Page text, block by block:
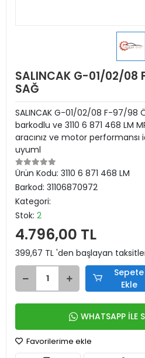
SALINCAK G-01/02/08
SAĞ
SALINCAK G-01/02/08 F-97/98
barkodlu ve 3110 6 871 468 LM
aracınız ve motor performansı
uyuml
Ürün Kodu: 3110 6 871 468 LM
Barkod: 31106870972
Kategori:
Stok: 2
4.796,00 TL
399,67 TL 'den başlayan
Sepete
Ekle
WHATSAPP İLE
Favorilerime ekle